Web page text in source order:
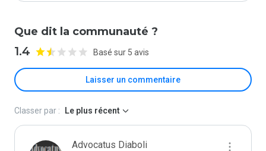
Que dit la communauté ?
1.4 Basé sur 5 avis
Laisser un commentaire
Classer par : Le plus récent
Advocatus Diaboli